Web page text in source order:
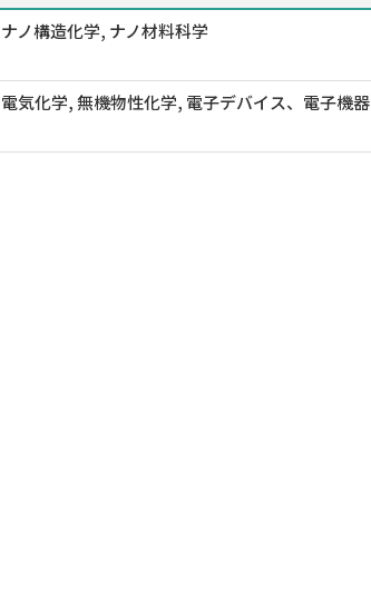
ナノ構造化学, ナノ材料科学
電気化学, 無機物性化学, 電子デバイス、電子機器